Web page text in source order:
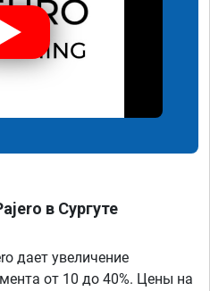
в Сургуте
дает увеличение
от 10 до 40%. Цены на